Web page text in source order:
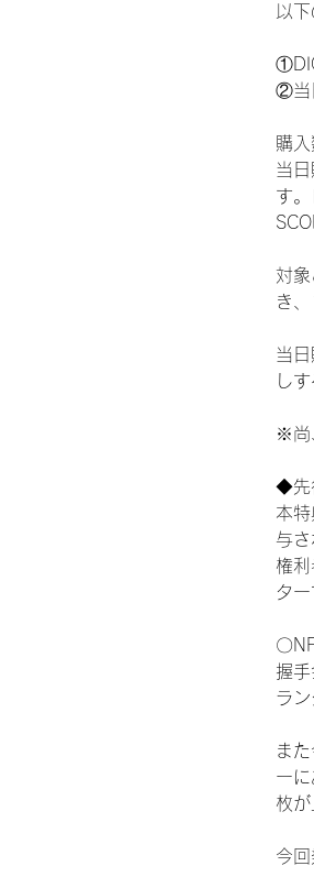
以
②当
購
当
す
対象
き
当
し
※尚
◆先
本
与さ
権
タ
〇
握
ラ
ま
ー
枚が
今